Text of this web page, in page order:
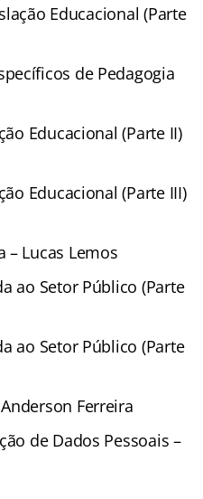
Educacional (Parte
de Pedagogia
Educacional (Parte II)
Educacional (Parte III)
– Lucas Lemos
ao Setor Público (Parte
ao Setor Público (Parte
Ferreira
de Dados Pessoais –